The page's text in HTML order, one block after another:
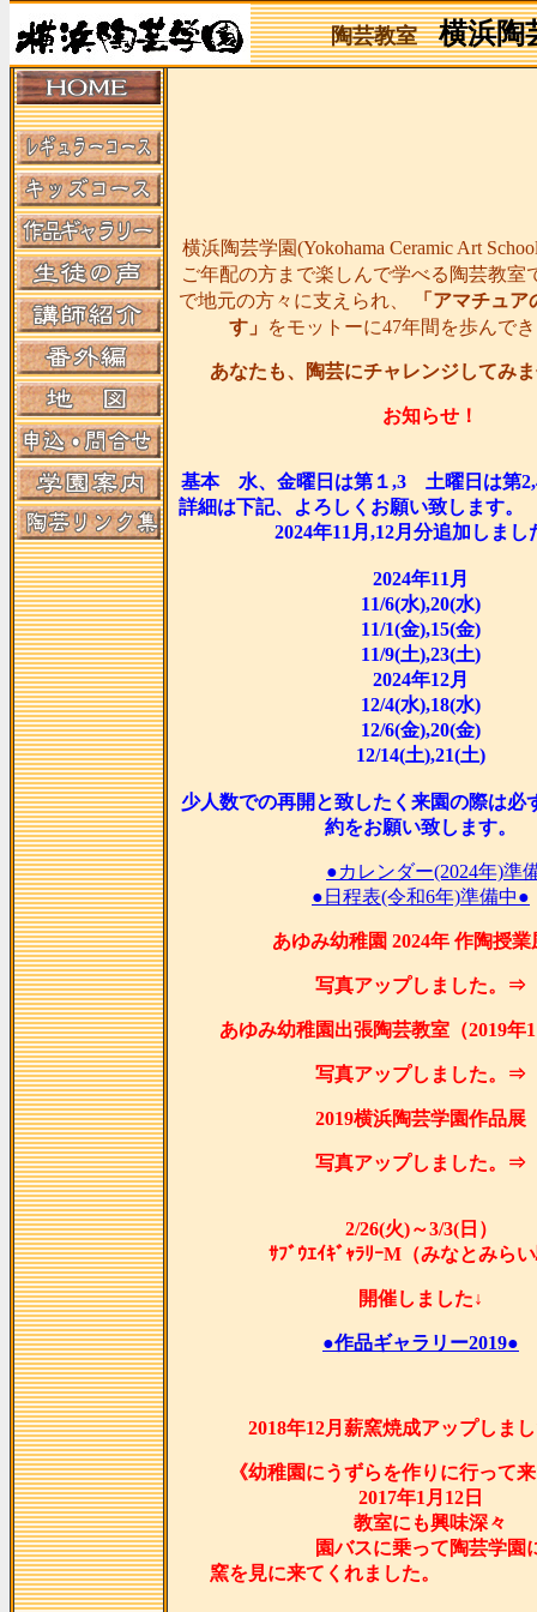
陶芸教室 横浜陶
横浜陶芸学園(Yokohama Ceramic Art
ご年配の方まで楽しんで学べる陶芸教室
で地元の方々に支えられ、
「アマチュ
す」
をモットーに47年間を歩んで
あなたも、陶芸にチャレンジしてみ
お知らせ！
基本 水、金曜日は第１,3 土曜日は第
詳細は下記、よろしくお願い
2024年11月,12月分追加しまし
2024年11月
11/6(水),20(水)
11/1(金),15(金)
11/9(土),23(土)
2024年12月
12/4(水),18(水)
12/6(金),20(金)
12/14(土),21(土)
少人数での再開と致したく来園の際は必
約をお願い致します。
●カレンダー(2024年)準
●日程表(令和6年)準備中●
あゆみ幼稚園 2024年 作陶授業
写真アップしました。⇒
あゆみ幼稚園出張陶芸教室（2019年
写真アップしました。⇒
2019横浜陶芸学園作品展
写真アップしました。⇒
2/26(火)～3/3(日）
ｻﾌﾞｳｴｲｷﾞｬﾗﾘｰM（みなとみら
開催しました↓
●作品ギャラリー2019●
2018年12月薪窯焼成アップしま
《幼稚園にうずらを作りに行って
2017年1月12日
教室にも興味深々
園バスに乗って陶芸学園
窯を見に来てくれま